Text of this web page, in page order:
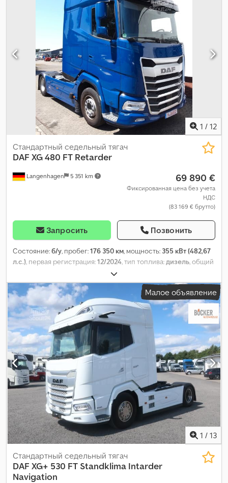
1 / 12
Langenhagen 5 351 km
Стандартный седельный тягач
DAF XG 480 FT Retarder
69 890 €
Фиксированная цена без учета
НДС
(83 169 € брутто)
Запросить Позвонить
Состояние:б/у, пробег:176 350 км, мощность: 355 кВт (482,67
л.с.) , первая регистрация:12/2024 , тип топлива:дизель , общий
, конфигурация осей:
цвет:синий, тип передачи:автоматический, класс выбросов:
Евро 6
, Оборудование:
ABS, кондиционер, отопитель
стояночный, электронная программа стабилизации (ESP),
Малое объявление
1 / 13
Стандартный седельный тягач
DAF XG+ 530 FT Standklima Intarder
Navigation